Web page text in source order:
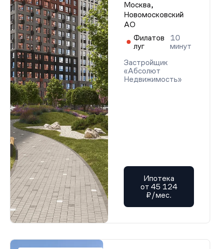
Москва,
Новомосковский
АО
Филатов
луг
10
минут
Застройщик
«Абсолют
Недвижимость»
Ипотека
от 45 124
₽/мес.